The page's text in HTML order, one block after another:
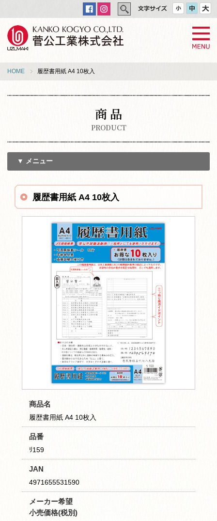
HOME 履歴書用紙 A4 10枚入
商 品
PRODUCT
▼ メニュー
履歴書用紙 A4 10枚入
商品名
履歴書用紙 A4 10枚入
品番
ﾘ159
JAN
4971655531590
メーカー希望
小売価格(税別)